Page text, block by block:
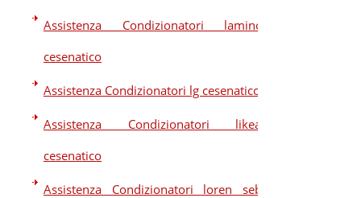
Assistenza Condizionatori laminox
cesenatico
Assistenza Condizionatori lg cesenatico
Assistenza Condizionatori likeair
cesenatico
Assistenza Condizionatori loren sebo